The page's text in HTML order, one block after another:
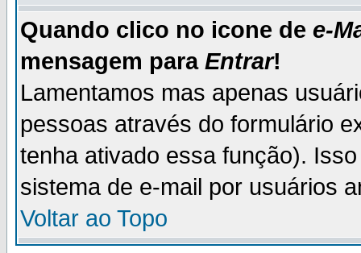
Quando clico no icone de e-
mensagem para Entrar!
Lamentamos mas apenas
pessoas através do formulário
tenha ativado essa função).
sistema de e-mail por usuários
Voltar ao Topo